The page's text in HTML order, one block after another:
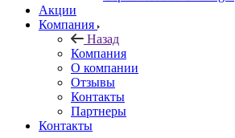
Акции
Компания
Назад
Компания
О компании
Отзывы
Контакты
Партнеры
Контакты